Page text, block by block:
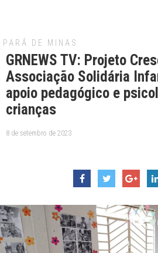
PARÁ DE MINAS
GRNEWS TV: Projeto
Associação Solidária
apoio pedagógico e
crianças
8 de setembro de 2023